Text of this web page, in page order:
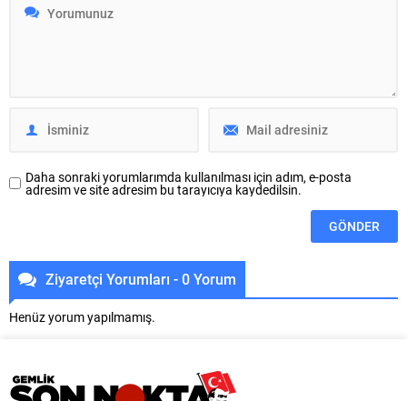
ürünlerinin tek alanda
hayata geçirildi. Trend Alanları ile
BUTTİM’de faaliyet gösteren
anlatacağız. Hiçbir üyemiz merak
etmesin;...
Daha sonraki yorumlarımda kullanılması için adım, e-posta
adresim ve site adresim bu tarayıcıya kaydedilsin.
Ziyaretçi Yorumları - 0 Yorum
Henüz yorum yapılmamış.